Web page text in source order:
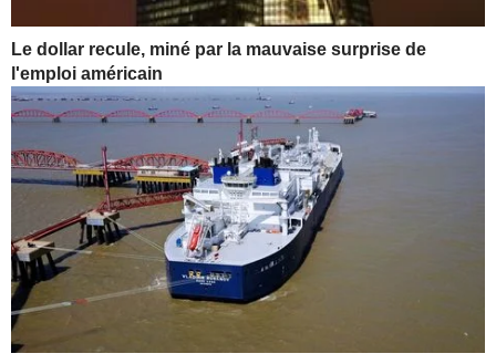
Le dollar recule, miné par la mauvaise surprise de
l'emploi américain